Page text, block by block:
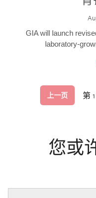
GIA will launch
laboratory-
上一页 第
您或